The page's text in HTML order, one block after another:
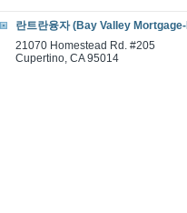
란트란융자 (Bay Valley
21070 Homestead Rd. #205
Cupertino, CA 95014